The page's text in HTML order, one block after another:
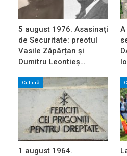
5 august 1976. Asasinați
de Securitate: preotul
Vasile Zăpârțan și
Dumitru Leontieș…
Cultură
1 august 1964.